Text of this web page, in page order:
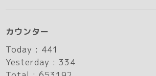
カウンター
Today : 441
Yesterday : 334